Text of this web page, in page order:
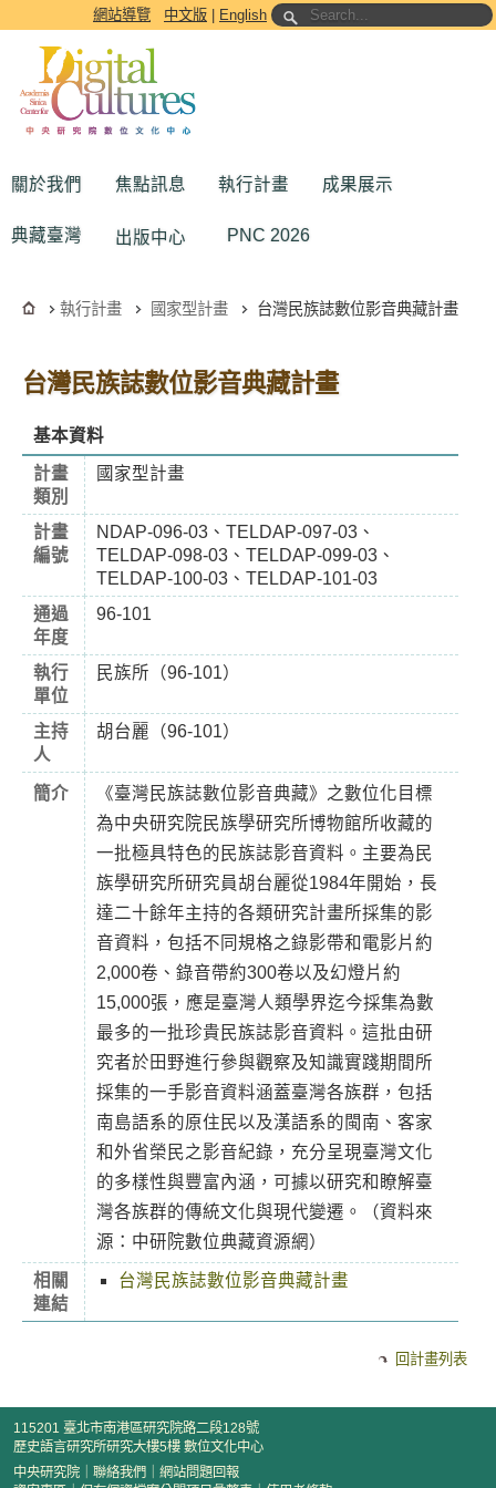
跳到主要內容區塊網站導覽 中文版 English
關於我們 焦點訊息 執行計畫 成果展示
典藏臺灣 出版中心 PNC 2026
執行計畫 國家型計畫 台灣民族誌數位影音典藏計畫
台灣民族誌數位影音典藏計畫
基本資料
計畫
類別
國家型計畫
計畫
編號
NDAP-096-03、TELDAP-097-03、
TELDAP-098-03、TELDAP-099-03、
TELDAP-100-03、TELDAP-101-03
通過
年度
96-101
執行
單位
民族所（96-101）
主持
人
胡台麗（96-101）
簡介
《臺灣民族誌數位影音典藏》之數位化目標
為中央研究院民族學研究所博物館所收藏的
一批極具特色的民族誌影音資料。主要為民
族學研究所研究員胡台麗從1984年開始，長
達二十餘年主持的各類研究計畫所採集的影
音資料，包括不同規格之錄影帶和電影片約
2,000卷、錄音帶約300卷以及幻燈片約
15,000張，應是臺灣人類學界迄今採集為數
最多的一批珍貴民族誌影音資料。這批由研
究者於田野進行參與觀察及知識實踐期間所
採集的一手影音資料涵蓋臺灣各族群，包括
南島語系的原住民以及漢語系的閩南、客家
和外省榮民之影音紀錄，充分呈現臺灣文化
的多樣性與豐富內涵，可據以研究和瞭解臺
灣各族群的傳統文化與現代變遷。（資料來
源：中研院數位典藏資源網）
相關
連結
台灣民族誌數位影音典藏計畫
回計畫列表
115201 臺北市南港區研究院路二段128號
歷史語言研究所研究大樓5樓 數位文化中心
中央研究院
聯絡我們
網站問題回報